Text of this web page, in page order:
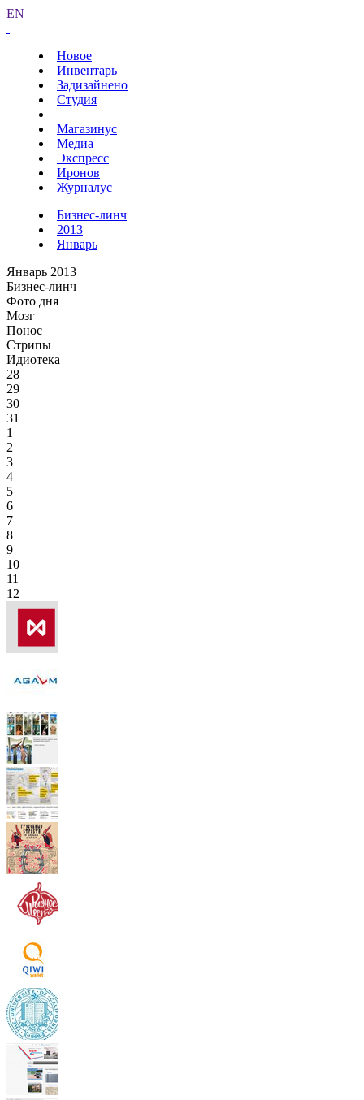
EN
Новое
Инвентарь
Задизайнено
Студия
Магазинус
Медиа
Экспресс
Иронов
Журналус
Бизнес-линч
2013
Январь
Январь 2013
Бизнес-линч
Фото дня
Мозг
Понос
Стрипы
Идиотека
28
29
30
31
1
2
3
4
5
6
7
8
9
10
11
12